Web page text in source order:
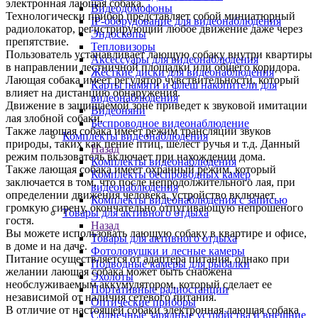
Видеодомофоны
IP-оборудование для видеонаблюдения
Эндоскопы
Тепловизоры
Аксессуары для видеонаблюдения
Жёсткие диски для видеонаблюдения
Карты памяти и флеш накопители для
видеонаблюдения
Видеоняни
Беспроводное видеонаблюдение
Комплекты видеонаблюдения
Назад
Комплекты видеонаблюдения
Комплекты беспроводных камер
видеонаблюдения
Комплекты видеонаблюдения с записью
Товары для активного отдыха
Назад
Товары для активного отдыха
Фотоловушки и лесные камеры
Подводные камеры для рыбалки
Эхолоты
Портативные радиостанции
Оптические приборы
Солнечные зарядные устройства и внешние
электронная лающая собака.
Технологически прибор представляет собой миниатюрный
радиолокатор, регистрирующий любое движение даже через
препятствие.
Пользователь устанавливает лающую собаку внутри квартиры
в направлении лестничной площадки или общего коридора.
Лающая собака имеет регулятор чувствительности, который
влияет на дистанцию обнаружения.
Движение в защищаемой зоне приведет к звуковой имитации
лая злобной собаки.
Также лающая собака имеет режим трансляции звуков
природы, таких как пение птиц, шелест ручья и т.д. Данный
режим пользователь включает при нахождении дома.
Также лающая собака имеет охранный режим, который
заключается в том, что после непродолжительного лая, при
определении движения человека, устройство включает
громкую сирену, окончательно отпугивающую непрошеного
гостя.
Вы можете использовать лающую собаку в квартире и офисе,
в доме и на даче.
Питание осуществляется от адаптера питания, однако при
желании лающая собака может быть снабжена
необслуживаемым аккумулятором, который сделает ее
независимой от наличия сетевого питания.
В отличие от настоящей собаки электронная лающая собака